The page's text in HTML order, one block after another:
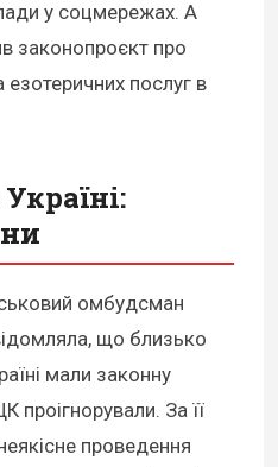
у соцмережах. А
законопроєкт про
послуг в
омбудсман
що близько
мали законну
проігнорували. За її
проведення